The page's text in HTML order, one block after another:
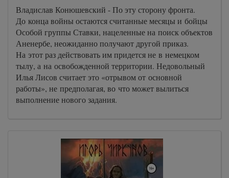
Владислав Конюшевский - По эту сторону фронта.
До конца войны остаются считанные месяцы и бойцы
Особой группы Ставки, нацеленные на поиск объектов
Аненербе, неожиданно получают другой приказ.
На этот раз действовать им придется не в немецком
тылу, а на освобожденной территории. Недовольный
Илья Лисов считает это «отрывом от основной
работы», не предполагая, во что может вылиться
выполнение нового задания.